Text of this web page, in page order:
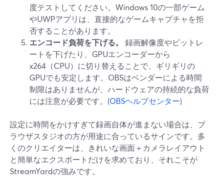
度テストしてください。Windows 10の一部ゲーム
やUWPアプリは、直接的なゲームキャプチャを拒
否することがあります。
エンコード負荷を下げる。
録画解像度やビットレ
ートを下げたり、GPUエンコーダーから
x264（CPU）に切り替えることで、ギリギリの
GPUでも安定します。OBSはベンダーによる時間
制限はありませんが、ハードウェアの持続的な負荷
には注意が必要です。(OBSヘルプセンター)
設定に時間をかけすぎて録画自体が進まない場合は、ブ
ラウザスタジオの方が用途に合っているサインです。多
くのクリエイターは、きれいな画面＋カメラレイアウト
と簡単なエクスポートだけを求めており、それこそが
StreamYardの強みです。